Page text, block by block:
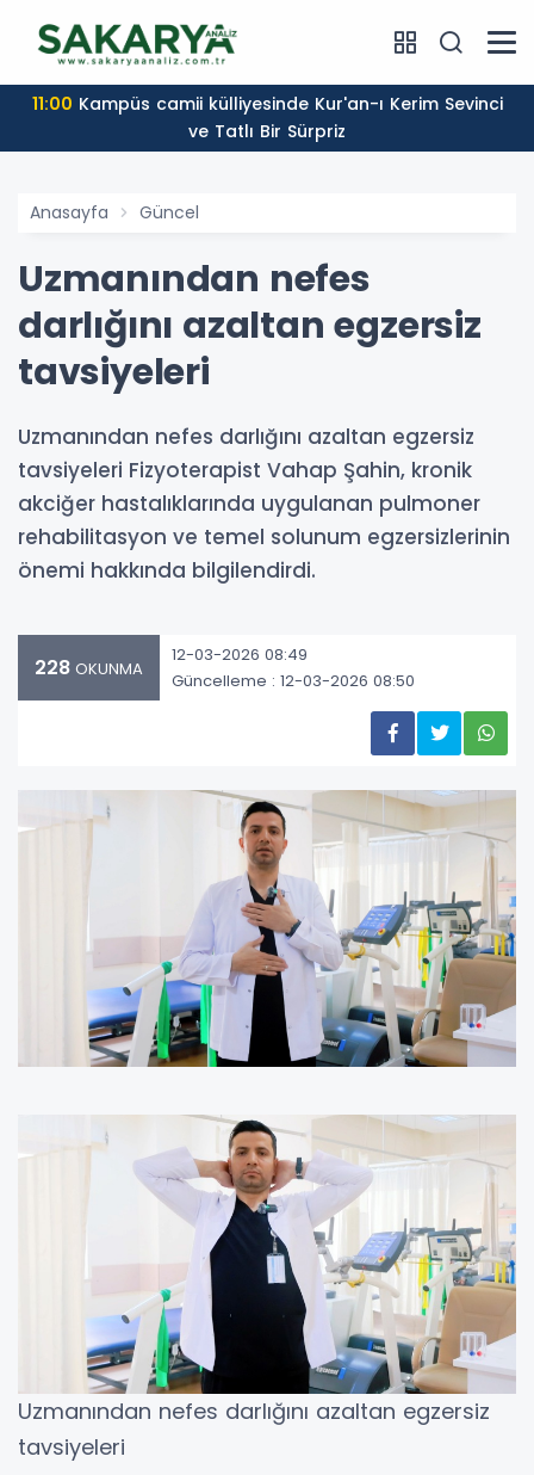
11:00
ve Tatlı Bir Sürpriz
Anasayfa Güncel
Uzmanından nefes
darlığını azaltan egzersiz
tavsiyeleri
Uzmanından nefes darlığını azaltan egzersiz
tavsiyeleri Fizyoterapist Vahap Şahin, kronik
akciğer hastalıklarında uygulanan pulmoner
rehabilitasyon ve temel solunum egzersizlerinin
önemi hakkında bilgilendirdi.
228 OKUNMA
12-03-2026 08:49
Güncelleme : 12-03-2026 08:50
Uzmanından nefes darlığını azaltan egzersiz
tavsiyeleri